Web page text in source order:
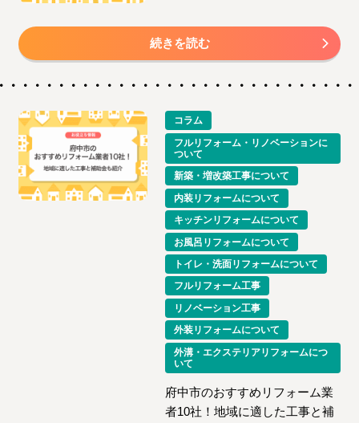
続きを読む
コラム
フルリフォーム・リノベーションに
ついて
新築・増改築工事について
内装リフォームについて
キッチンリフォームについて
お風呂リフォームについて
トイレ・洗面リフォームについて
フルリフォーム工事
リノベーション工事
外装リフォームについて
外溝・エクステリアリフォームにつ
いて
府中市のおすすめリフォーム業
者10社！地域に適した工事と補